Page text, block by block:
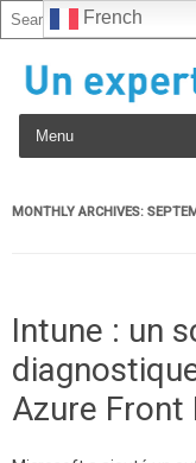
Skip to content
MONTHLY ARCHIVES:
Intune : un
Azure Front
French